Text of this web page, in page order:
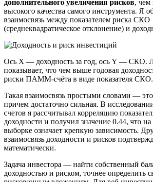
дополнительного увеличения рисков, чем
высокого качества самого инструмента. Я
взаимосвязь между показателем риска СКО
(среднеквадратическое отклонение) и
Ось X — доходность за год, ось Y — СКО.
показывает, что чем выше годовая
риски ПАММ-счёта в виде показателя СКО.
Такая взаимосвязь простыми словами —
причем достаточно сильная. В
счетов я рассчитывал корреляцию
доходности и получил значение 0.44, что
выборке означает крепкую зависимость.
взаимосвязь доходности и рисков
математически.
Задача инвестора — найти собственный
доходностью и риском, точнее определить